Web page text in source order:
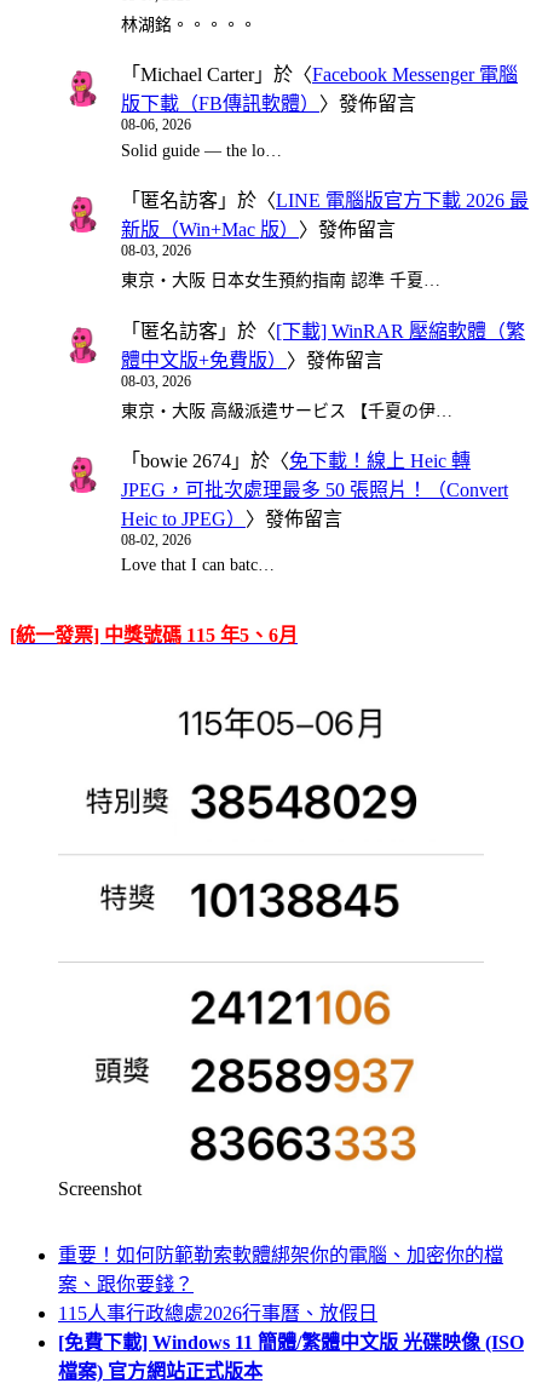
林湖銘。。。。。
「 Michael Carter」於〈Facebook Messenger 電腦
版下載（FB傳訊軟體）
〉發佈留言
08-06, 2026
Solid guide — the lo…
「 匿名訪客 」於〈LINE 電腦版官方下載 2026 最
新版（Win+Mac 版） 〉發佈留言
08-03, 2026
東京・大阪 日本女生預約指南 認準 千夏…
「 匿名訪客 」於〈[下載] WinRAR 壓縮軟體（繁
體中文版+免費版） 〉發佈留言
08-03, 2026
東京・大阪 高級派遣サービス 【千夏の伊…
「 bowie 2674 」於〈免下載！線上 Heic 轉
JPEG，可批次處理最多 50 張照片！（Convert
Heic to JPEG） 〉發佈留言
08-02, 2026
Love that I can batc…
[統一發票] 中獎號碼 115 年5、6月
Screenshot
重要！如何防範勒索軟體綁架你的電腦、加密你的檔
案、跟你要錢？
115人事行政總處2026行事曆、放假日
[免費下載] Windows 11 簡體/繁體中文版 光碟映像 (ISO
檔案) 官方網站正式版本